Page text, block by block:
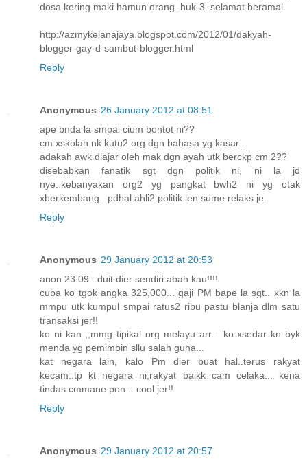
dosa kering maki hamun orang. huk-3. selamat beramal
http://azmykelanajaya.blogspot.com/2012/01/dakyah-
blogger-gay-d-sambut-blogger.html
Reply
Anonymous 26 January 2012 at 08:51
ape bnda la smpai cium bontot ni??
cm xskolah nk kutu2 org dgn bahasa yg kasar..
adakah awk diajar oleh mak dgn ayah utk berckp cm 2??
disebabkan fanatik sgt dgn politik ni, ni la jd
nye..kebanyakan org2 yg pangkat bwh2 ni yg otak
xberkembang.. pdhal ahli2 politik len sume relaks je..
Reply
Anonymous 29 January 2012 at 20:53
anon 23:09...duit dier sendiri abah kau!!!!
cuba ko tgok angka 325,000... gaji PM bape la sgt.. xkn la
mmpu utk kumpul smpai ratus2 ribu pastu blanja dlm satu
transaksi jer!!
ko ni kan ,,mmg tipikal org melayu arr... ko xsedar kn byk
menda yg pemimpin sllu salah guna...
kat negara lain, kalo Pm dier buat hal..terus rakyat
kecam..tp kt negara ni,rakyat baikk cam celaka... kena
tindas cmmane pon... cool jer!!
Reply
Anonymous 29 January 2012 at 20:57